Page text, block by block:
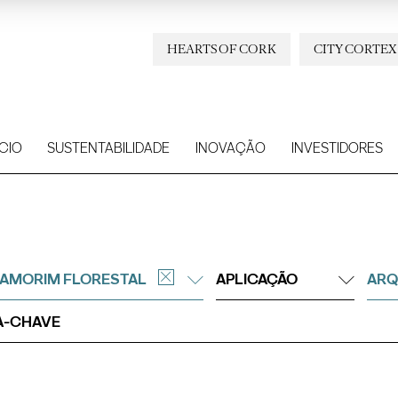
CITY CORTEX
HEARTS OF CORK
SUSTENTABILIDADE INOVAÇÃO INVESTIDORES
FLORESTAL APLICAÇÃO